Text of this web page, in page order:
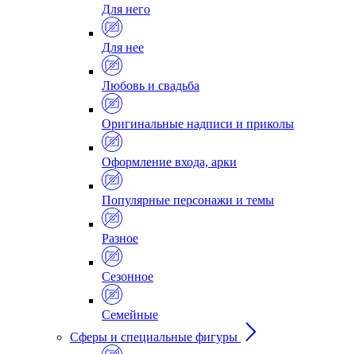
Для него
Для нее
Любовь и свадьба
Оригинальные надписи и приколы
Оформление входа, арки
Популярные персонажи и темы
Разное
Сезонное
Семейные
Сферы и специальные фигуры